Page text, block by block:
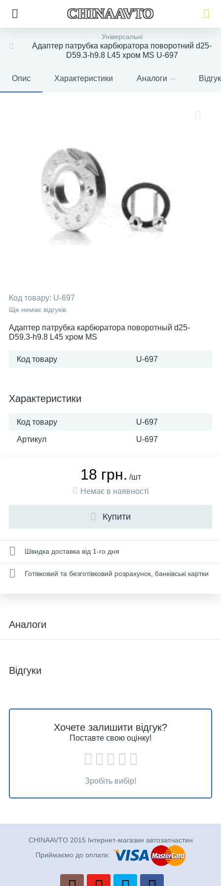
CHINAAVTO
Універсальні
Адаптер патрубка карбюратора поворотний d25-
D59.3-h9.8 L45 хром MS U-697
Опис Характеристики Аналоги
Код товару: U-697
Ще немає відгуків
Адаптер патрубка карбюратора поворотный d25-
D59.3-h9.8 L45 хром MS
Код товару U-697
Характеристики
Код товару U-697
Артикул U-697
18 грн. /шт
Немає в наявності
Купити
Швидка доставка від 1-го дня
Готівковий та безготівковий розрахунок, банківські картки
Аналоги
Відгуки
Хочете залишити відгук?
Поставте свою оцінку!
Зробіть вибір!
CHINAAVTO 2015 Інтернет-магазин автозапчастин
Приймаємо до оплати: